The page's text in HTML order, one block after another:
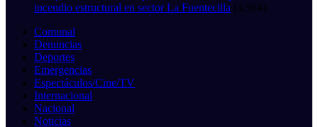
incendio estructural en sector La Fuentecilla (4.564)
Comunal
Denuncias
Deportes
Emergencias
Espectáculos/Cine/TV
Internacional
Nacional
Noticias